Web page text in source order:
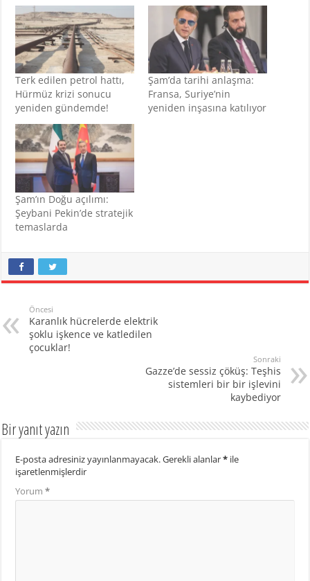
Terk edilen petrol hattı,
Hürmüz krizi sonucu
yeniden gündemde!
Şam’da tarihi anlaşma:
Fransa, Suriye’nin
yeniden inşasına katılıyor
Şam’ın Doğu açılımı:
Şeybani Pekin’de stratejik
temaslarda
Öncesi
Karanlık hücrelerde elektrik
şoklu işkence ve katledilen
çocuklar!
Sonraki
Gazze’de sessiz çöküş: Teşhis
sistemleri bir bir işlevini
kaybediyor
Bir yanıt yazın
E-posta adresiniz yayınlanmayacak.Gerekli alanlar* ile
işaretlenmişlerdir
Yorum*